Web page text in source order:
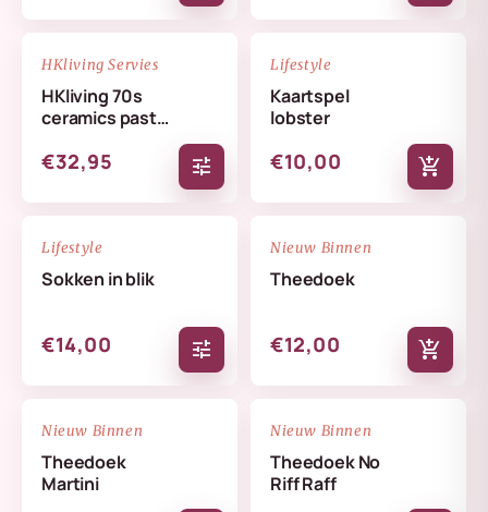
NIEUW
HKliving Servies
HKliving 70s
ceramics pasta
€32,95 tune
NIEUW
Lifestyle
Kaartspel
lobster
€10,00 add_shopping_cart
NIEUW
Lifestyle
Sokken in blik
€14,00 tune
NIEUW
Nieuw Binnen
Theedoek
€12,00 add_shopping_cart
NIEUW
Nieuw Binnen
Theedoek
Martini
NIEUW
Nieuw Binnen
Theedoek No
Riff Raff